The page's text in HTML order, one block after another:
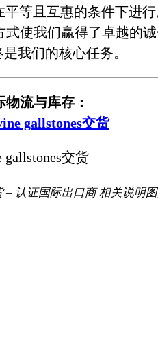
等且互惠的条件下进
使我们赢得了卓越的
我们的核心任务。
物流与库存：
gallstones交货
– 认证国际出口商 相关说明